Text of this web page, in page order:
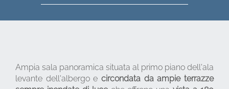
Ampia sala panoramica situata al primo piano dell'ala
levante dell'albergo e circondata da ampie terrazze